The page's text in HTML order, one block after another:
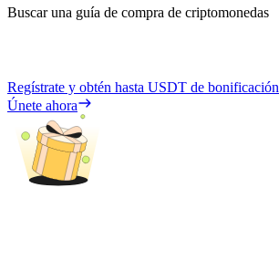
Buscar una guía de compra de criptomonedas
Regístrate y obtén hasta USDT de bonificación
Únete ahora